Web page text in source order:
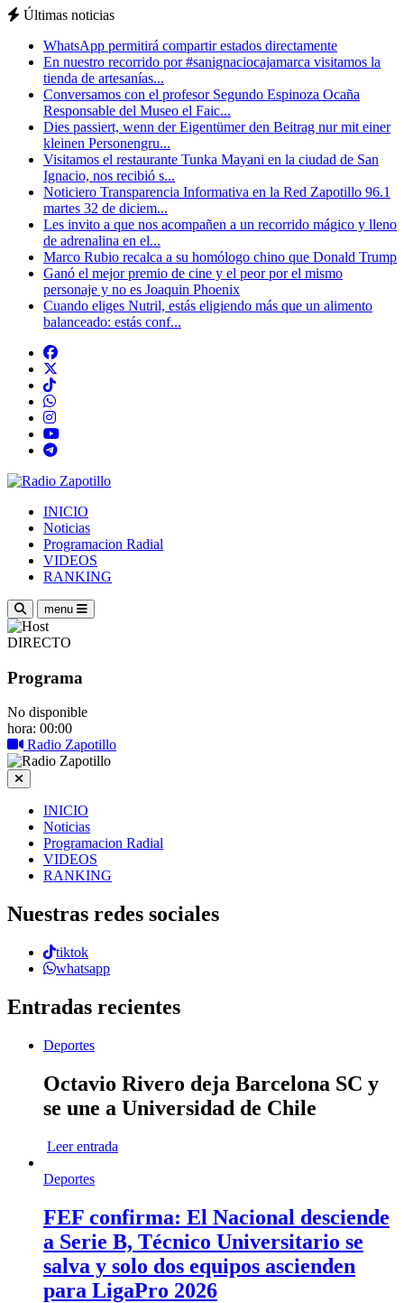
Últimas noticias
WhatsApp permitirá compartir estados directamente
En nuestro recorrido por #sanignaciocajamarca visitamos la
tienda de artesanías...
Conversamos con el profesor Segundo Espinoza Ocaña
Responsable del Museo el Faic...
Dies passiert, wenn der Eigentümer den Beitrag nur mit einer
kleinen Personengru...
Visitamos el restaurante Tunka Mayani en la ciudad de San
Ignacio, nos recibió s...
Noticiero Transparencia Informativa en la Red Zapotillo 96.1
martes 32 de diciem...
Les invito a que nos acompañen a un recorrido mágico y lleno
de adrenalina en el...
Marco Rubio recalca a su homólogo chino que Donald Trump
Ganó el mejor premio de cine y el peor por el mismo
personaje y no es Joaquin Phoenix
Cuando eliges Nutril, estás eligiendo más que un alimento
balanceado: estás conf...
INICIO
Noticias
Programacion Radial
VIDEOS
RANKING
menu
DIRECTO
Programa
No disponible
hora: 00:00
Radio Zapotillo
INICIO
Noticias
Programacion Radial
VIDEOS
RANKING
Nuestras redes sociales
tiktok
whatsapp
Entradas recientes
Deportes
Octavio Rivero deja Barcelona SC y
se une a Universidad de Chile
Leer entrada
Deportes
FEF confirma: El Nacional desciende
a Serie B, Técnico Universitario se
salva y solo dos equipos ascienden
para LigaPro 2026